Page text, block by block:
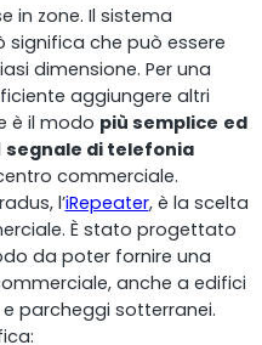
in zone. Il sistema
significa che può essere
dimensione. Per una
aggiungere altri
è il modo più semplice ed
segnale di telefonia
commerciale.
l’iRepeater, è la scelta
È stato progettato
da poter fornire una
anche a edifici
parcheggi sotterranei.